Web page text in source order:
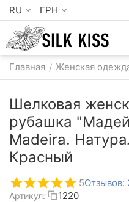
RU ГРН
Главная / Женская
Шелковая
рубашка
Madeira.
Красный
5Отзывов:
Артикул: 1220